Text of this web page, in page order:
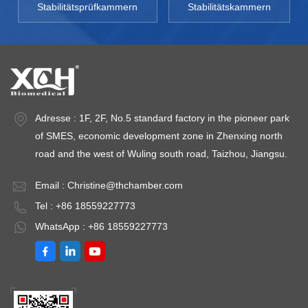
Stabilitätsprüfkammern Stabilitätskammern
Adresse : 1F, 2F, No.5 standard factory in the pioneer park
of SMES, economic development zone in Zhenxing north
road and the west of Wuling south road, Taizhou, Jiangsu.
Email : Christine@thchamber.com
Tel : +86 18559227773
WhatsApp : +86 18559227773